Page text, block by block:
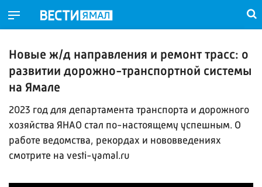
Новые ж/д направления и ремонт трасс: о
развитии дорожно-транспортной системы
на Ямале
2023 год для департамента транспорта и дорожного
хозяйства ЯНАО стал по-настоящему успешным. О
работе ведомства, рекордах и нововведениях
смотрите на vesti-yamal.ru